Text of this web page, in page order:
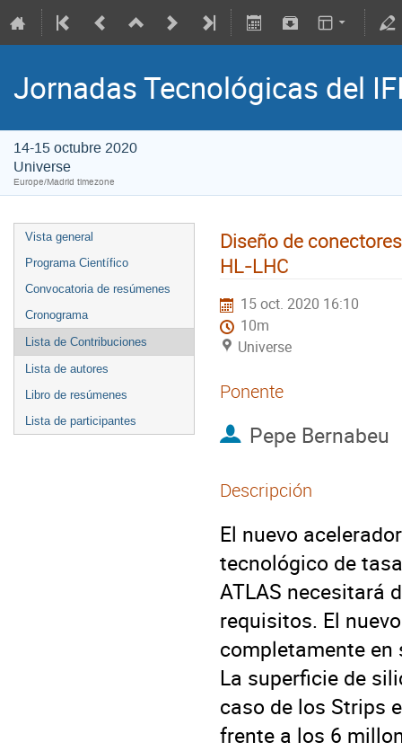
Jornadas Tecnológicas del
14-15 octubre 2020
Universe
Europe/Madrid timezone
Vista general
Programa Científico
Convocatoria de resúmenes
Cronograma
Lista de Contribuciones
Lista de autores
Libro de resúmenes
Lista de participantes
Diseño de
HL-LHC
15 oct. 2020 16:10
10m
Universe
Ponente
Pepe Bernabeu
Descripción
El nuevo
tecnológico de
ATLAS necesitará
requisitos. El
completamente
La superficie de
caso de los Strips
frente a los 6